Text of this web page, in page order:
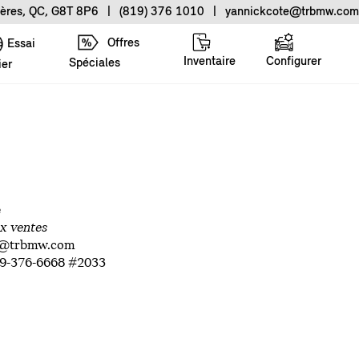
QC, G8T 8P6 (819) 376 1010 yannickcote@trbmw.com
Essai
Offres
Spéciales
Inventaire Configurer
ventes
376-6668 #2033